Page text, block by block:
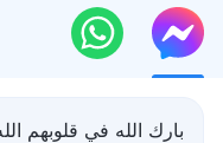
بارك الله في قلوبهم